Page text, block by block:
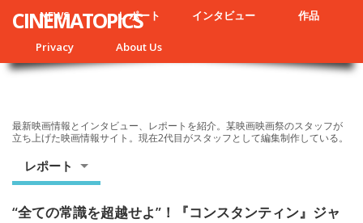
NEWS レポート インタビュー 作品
Privacy About Us
CINEMATOPICS
最新映画情報とインタビュー、レポートを紹介。某映画映画祭のスタッフが
立ち上げた映画情報サイト。現在2代目がスタッフとして編集制作している。
レポート
“全ての常識を超越せよ”！『コンスタンティン』ジャ